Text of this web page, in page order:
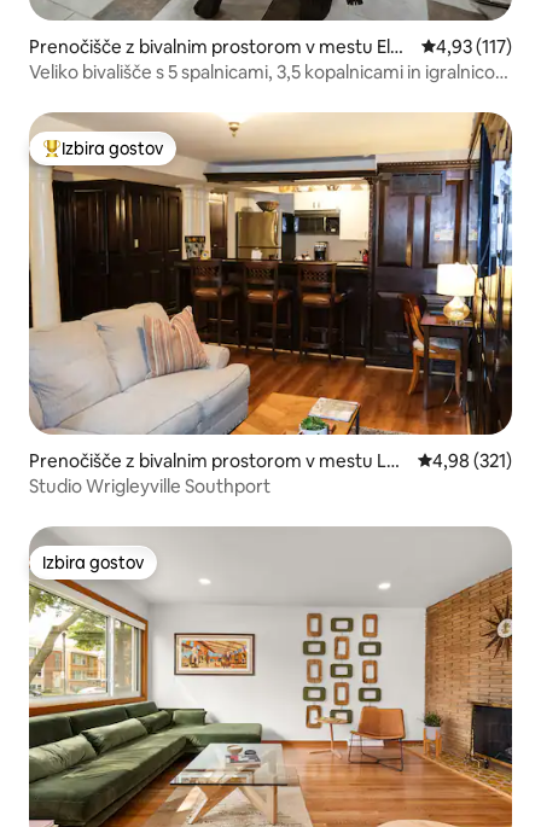
Prenočišče z bivalnim prostorom v mestu Elm
hurst
Povprečna
4,93 (117)
Veliko bivališče s 5 spalnicami, 3,5 kopalnicami in igralnico
Najbolj priljubljena prenočišča z značko »Izbira gostov«
Izbira gostov
Prenočišče z bivalnim prostorom v mestu Lak
e View
Povprečna
4,98 (321)
Studio Wrigleyville Southport
Izbira gostov
Izbira gostov